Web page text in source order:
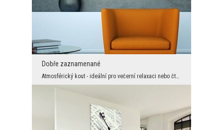
Dobře zaznamenané
Atmosférický kout - ideální pro večerní relaxaci nebo čtení ranních novin. Tlumená barva stěn je ...